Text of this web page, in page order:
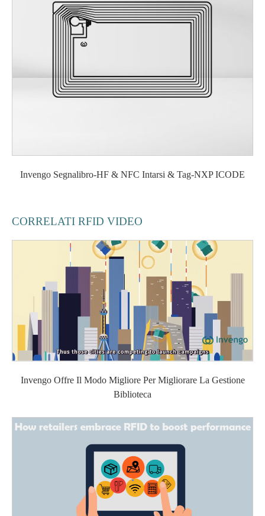
Invengo Segnalibro-HF & NFC Intarsi & Tag-NXP ICODE
CORRELATI RFID VIDEO
Invengo Offre Il Modo Migliore Per Migliorare La Gestione
Biblioteca